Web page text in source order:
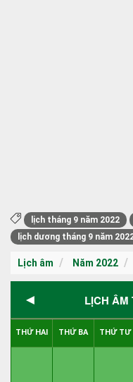
lịch tháng 9 năm 2022
lịch dương tháng 9 năm
Lịch âm Năm 2022
◄ LỊCH ÂM
THỨ HAI THỨ BA THỨ TƯ